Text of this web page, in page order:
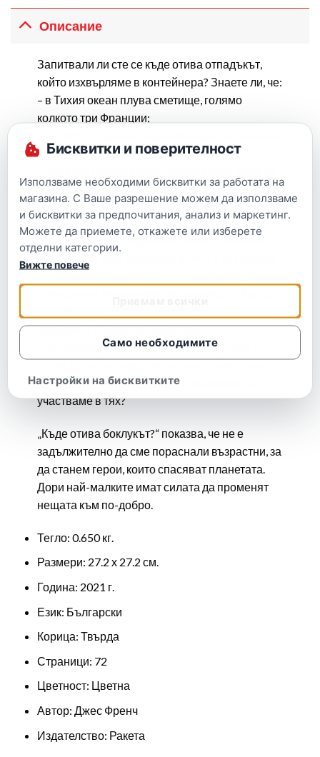
Описание
Запитвали ли сте се къде отива отпадъкът,
който изхвърляме в контейнера? Знаете ли, че:
– в Тихия океан плува сметище, голямо
колкото три Франции;
океаните, отколкото риба;
зъби все още съществува и не се е
разградила.
Джес Френч, природозащитничка и ветеринар,
разказва за тези тревожни факти и как можем
вехтории? С какво да заместим
пластмасовите предмети в ежедневието си?
помагат на околната среда и как можем да
участваме в тях?
„Къде отива боклукът?“ показва, че не е
задължително да сме пораснали възрастни, за
да станем герои, които спасяват планетата.
Дори най-малките имат силата да променят
нещата към по-добро.
Тегло: 0.650 кг.
Размери: 27.2 х 27.2 см.
Година: 2021 г.
Език: Български
Корица: Твърда
Страници: 72
Цветност: Цветна
Автор: Джес Френч
Издателство: Ракета
Бисквитки и поверителност
Използваме необходими бисквитки за работата на
магазина. С Ваше разрешение можем да използваме
и бисквитки за предпочитания, анализ и маркетинг.
Можете да приемете, откажете или изберете
отделни категории.
Само необходимите
Настройки на бисквитките
Вижте повече